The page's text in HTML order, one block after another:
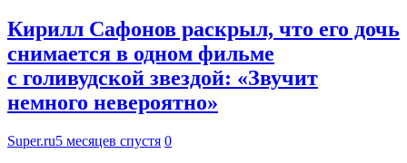
Кирилл Сафонов раскрыл, что его дочь
снимается в одном фильме
с голивудской звездой: «Звучит
немного невероятно»
Super.ru5 месяцев спустя 0